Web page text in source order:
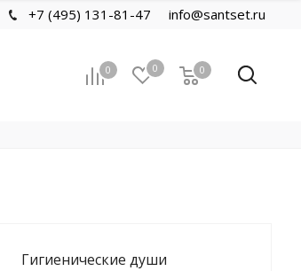
+7 (495) 131-81-47 info@santset.ru
0 0 0
Гигиенические души